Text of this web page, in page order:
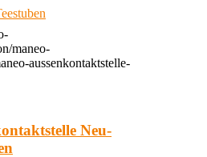
maneo-
aussenkontaktstelle-
Neu-